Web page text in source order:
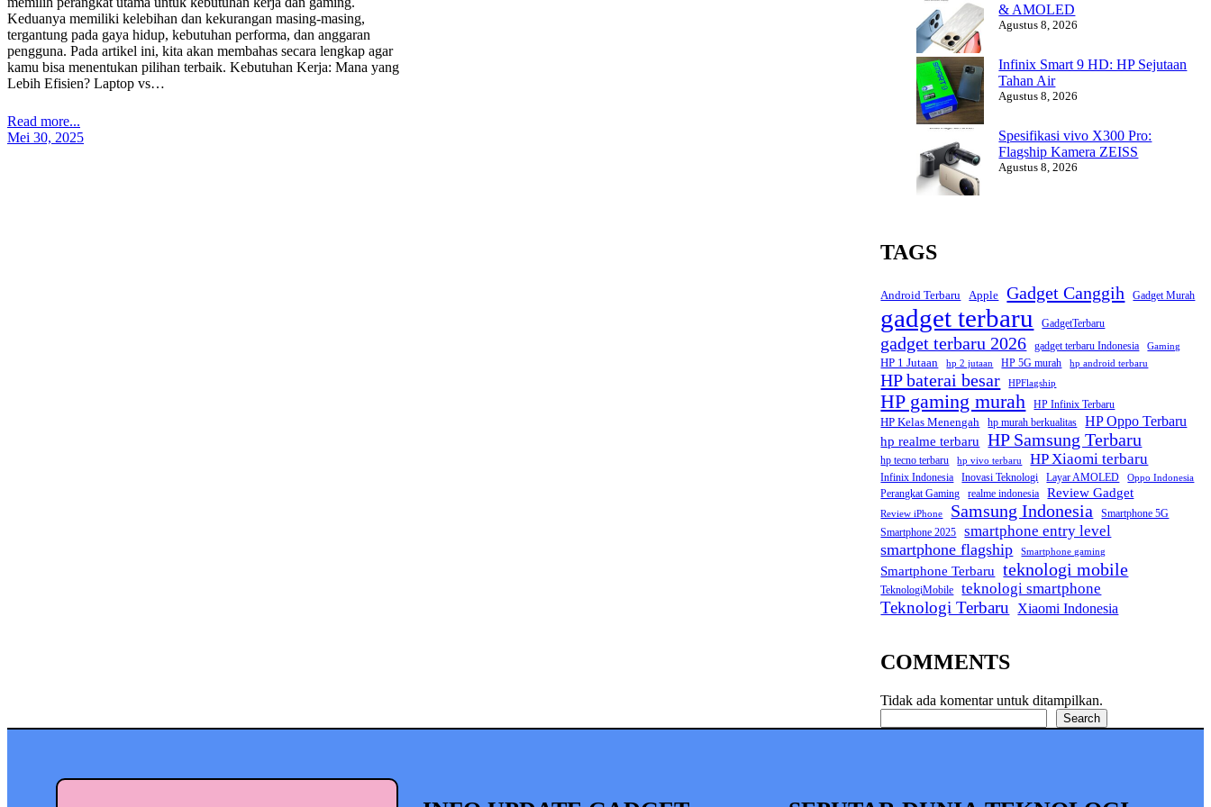
Keduanya memiliki kelebihan dan kekurangan masing-masing,
tergantung pada gaya hidup, kebutuhan performa, dan anggaran
pengguna. Pada artikel ini, kita akan membahas secara lengkap agar
kamu bisa menentukan pilihan terbaik. Kebutuhan Kerja: Mana yang
Lebih Efisien? Laptop vs…
Read more...
Mei 30, 2025
& AMOLED
Agustus 8, 2026
Infinix Smart 9 HD: HP Sejutaan
Tahan Air
Agustus 8, 2026
Spesifikasi vivo X300 Pro:
Flagship Kamera ZEISS
Agustus 8, 2026
TAGS
Android Terbaru Apple Gadget Canggih Gadget Murah
gadget terbaru GadgetTerbaru
gadget terbaru 2026 gadget terbaru Indonesia Gaming
HP 1 Jutaan hp 2 jutaan HP 5G murah hp android terbaru
HP baterai besar HPFlagship
HP gaming murah HP Infinix Terbaru
HP Kelas Menengah hp murah berkualitas HP Oppo Terbaru
hp realme terbaru HP Samsung Terbaru
hp tecno terbaru hp vivo terbaru HP Xiaomi terbaru
Infinix Indonesia Inovasi Teknologi Layar AMOLED Oppo Indonesia
Perangkat Gaming realme indonesia Review Gadget
Review iPhone Samsung Indonesia
Smartphone 5G
Smartphone 2025
smartphone entry level
smartphone flagship
Smartphone gaming
Smartphone Terbaru teknologi mobile
TeknologiMobile teknologi smartphone
Teknologi Terbaru Xiaomi Indonesia
COMMENTS
Tidak ada komentar untuk ditampilkan.
Search